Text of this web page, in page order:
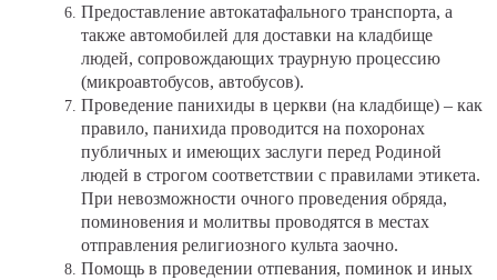
Предоставление автокатафального транспорта, а
также автомобилей для доставки на кладбище
людей, сопровождающих траурную процессию
(микроавтобусов, автобусов).
Проведение панихиды в церкви (на кладбище) – как
правило, панихида проводится на похоронах
публичных и имеющих заслуги перед Родиной
людей в строгом соответствии с правилами этикета.
При невозможности очного проведения обряда,
поминовения и молитвы проводятся в местах
отправления религиозного культа заочно.
Помощь в проведении отпевания, поминок и иных